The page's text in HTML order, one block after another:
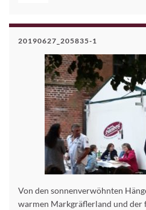
20190627_205835-1
Von den sonnenverwöhnten
warmen Markgräflerland und der